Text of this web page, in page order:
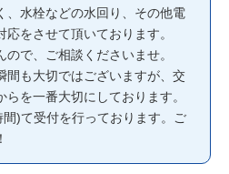
、水栓などの水回り、その他電
をさせて頂いております。
で、ご相談くださいませ。
間も大切ではございますが、交
を一番大切にしております。
)て受付を行っております。ご